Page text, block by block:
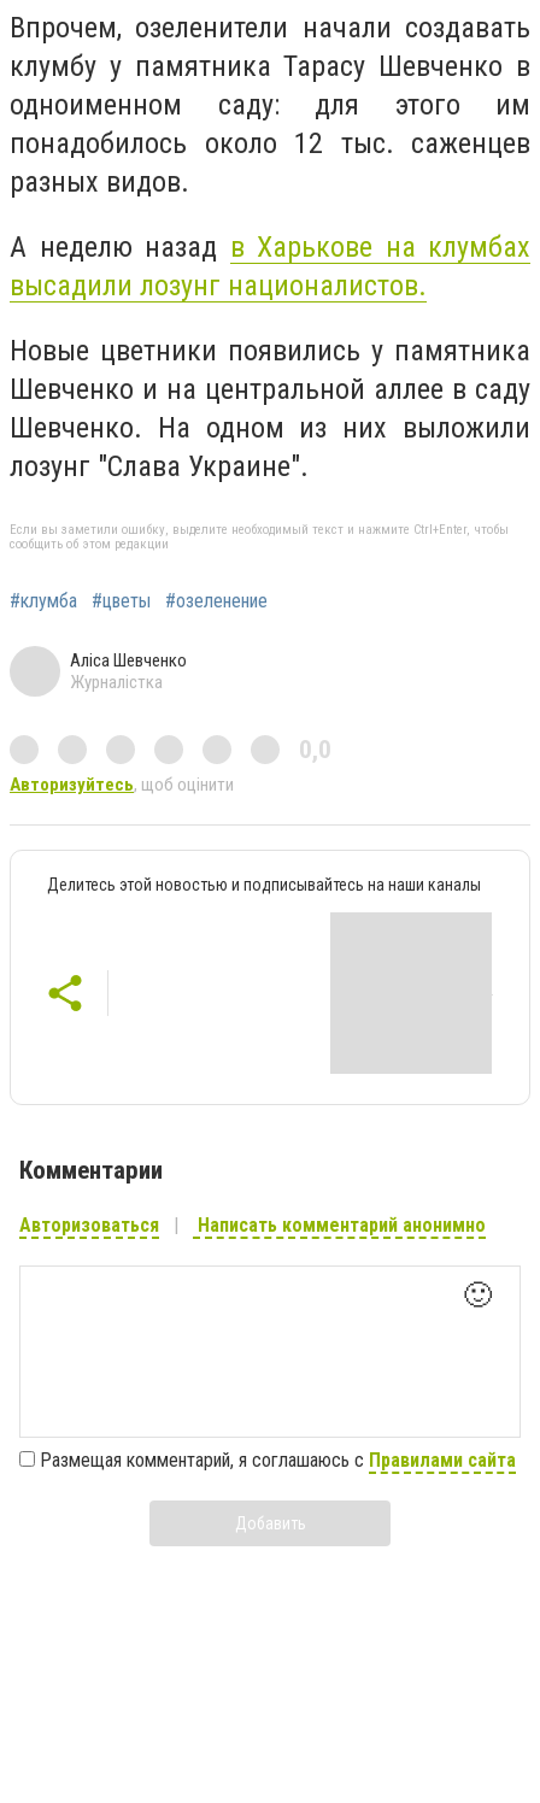
Впрочем, озеленители начали создавать
клумбу у памятника Тарасу Шевченко в
одноименном саду: для этого им
понадобилось около 12 тыс. саженцев
разных видов.
А неделю назад в Харькове на клумбах
высадили лозунг националистов.
Новые цветники появились у памятника
Шевченко и на центральной аллее в саду
Шевченко. На одном из них выложили
лозунг "Слава Украине".
Если вы заметили ошибку, выделите необходимый текст и нажмите Ctrl+Enter, чтобы
сообщить об этом редакции
#клумба #цветы #озеленение
Аліса Шевченко
Журналістка
0,0
Авторизуйтесь, щоб оцінити
Делитесь этой новостью и подписывайтесь на наши каналы
Комментарии
Авторизоваться Написать комментарий анонимно
🙂
Размещая комментарий, я соглашаюсь с Правилами сайта
Добавить